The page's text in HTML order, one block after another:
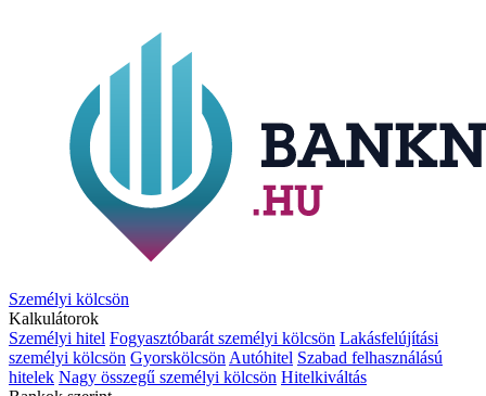
Személyi kölcsön
Kalkulátorok
Személyi hitel Fogyasztóbarát személyi kölcsön Lakásfelújítási
személyi kölcsön Gyorskölcsön Autóhitel Szabad felhasználású
hitelek Nagy összegű személyi kölcsön Hitelkiváltás